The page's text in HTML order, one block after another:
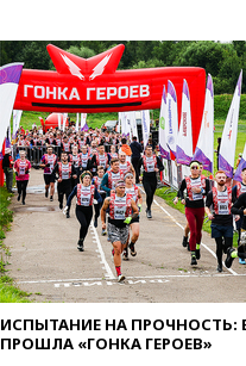
вчера, 17:35
падении из
этажа
вчера, 17:17
вчера, 17:00
аэропорту
вчера, 16:50
загорелся
ИСПЫТАНИЕ НА ПРОЧНОСТЬ:
ПРОШЛА «ГОНКА ГЕРОЕВ»